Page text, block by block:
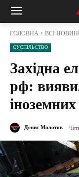
ГОЛОВНА ВСІ
СУСПІЛЬСТВО
Західна
рф:
Денис Молотов